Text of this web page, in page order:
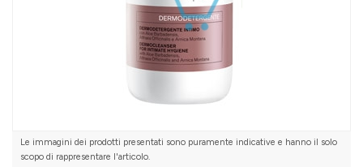
Le immagini dei prodotti presentati sono puramente indicative e hanno il solo
scopo di rappresentare l'articolo.